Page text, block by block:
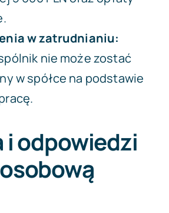
w zatrudnianiu:
nie może zostać
w spółce na podstawie
i odpowiedzi